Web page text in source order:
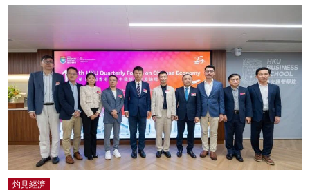
灼見經濟